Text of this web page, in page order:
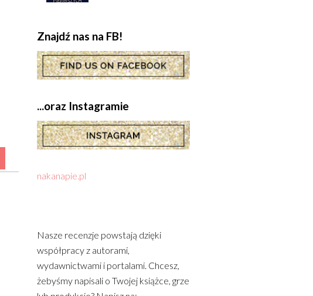
Znajdź nas na FB!
...oraz Instagramie
nakanapie.pl
Nasze recenzje powstają dzięki
współpracy z autorami,
wydawnictwami i portalami. Chcesz,
żebyśmy napisali o Twojej książce, grze